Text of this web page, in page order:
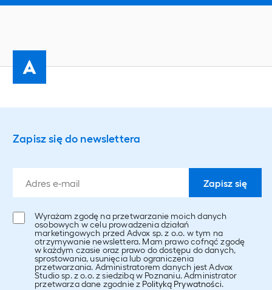
Zapisz się do newslettera
Wyrażam zgodę na przetwarzanie moich danych
osobowych w celu prowadzenia działań
marketingowych przed Advox sp. z o.o. w tym na
otrzymywanie newslettera. Mam prawo cofnąć zgodę
w każdym czasie oraz prawo do dostępu do danych,
sprostowania, usunięcia lub ograniczenia
przetwarzania. Administratorem danych jest Advox
Studio sp. z o.o. z siedzibą w Poznaniu. Administrator
przetwarza dane zgodnie z Polityką Prywatności.